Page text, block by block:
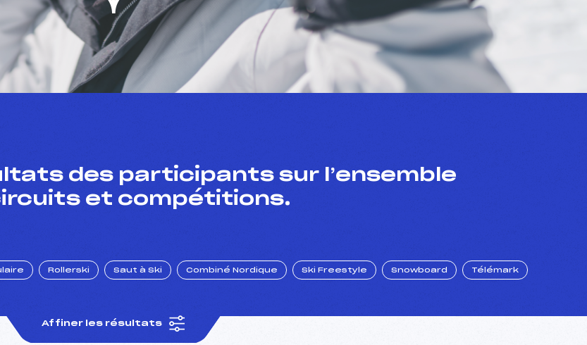
des participants sur l’ensemble
et compétitions.
Rollerski Saut à Ski Combiné Nordique Ski Freestyle Snowboard Télémark
Affiner les résultats